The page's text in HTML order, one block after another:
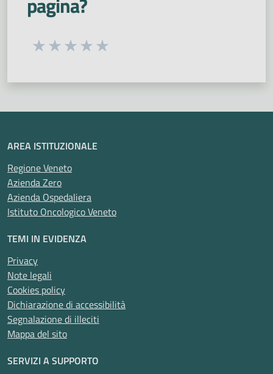
Seleziona una valutazione da 1 a 5 stelle
AREA ISTITUZIONALE
Regione Veneto
Azienda Zero
Azienda Ospedaliera
Istituto Oncologico Veneto
TEMI IN EVIDENZA
Privacy
Note legali
Cookies policy
Dichiarazione di accessibilità
Segnalazione di illeciti
Mappa del sito
SERVIZI A SUPPORTO